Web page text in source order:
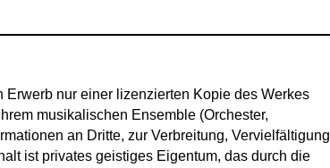
nur einer lizenzierten Kopie des Werkes
musikalischen Ensemble (Orchester,
an Dritte, zur Verbreitung, Vervielfältigung
ist privates geistiges Eigentum, das durch die